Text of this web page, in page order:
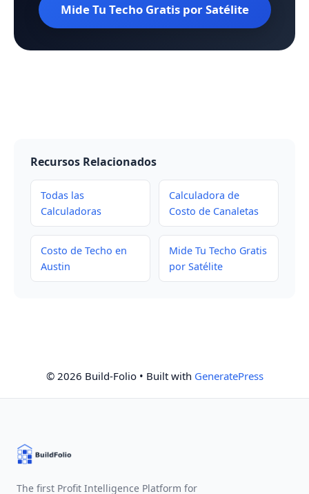
Mide Tu Techo Gratis por Satélite
Recursos Relacionados
Todas las
Calculadoras
Calculadora de
Costo de Canaletas
Costo de Techo en
Austin
Mide Tu Techo Gratis
por Satélite
© 2026 Build-Folio• Built with GeneratePress
The first Profit Intelligence Platform for